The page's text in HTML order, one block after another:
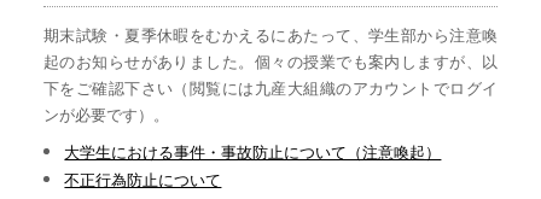
期末試験・夏季休暇をむかえるにあたって、学生部から注意喚
起のお知らせがありました。個々の授業でも案内しますが、以
下をご確認下さい（閲覧には九産大組織のアカウントでログイ
ンが必要です）。
大学生における事件・事故防止について（注意喚起）
不正行為防止について